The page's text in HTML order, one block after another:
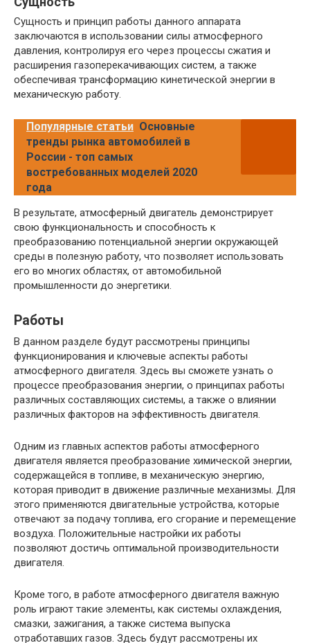
Сущность и принцип работы данного аппарата
заключаются в использовании силы атмосферного
давления, контролируя его через процессы сжатия и
расширения газоперекачивающих систем, а также
обеспечивая трансформацию кинетической энергии в
механическую работу.
Популярные статьи Основные
тренды рынка автомобилей в
России - топ самых
востребованных моделей 2020
года
В результате, атмосферный двигатель демонстрирует
свою функциональность и способность к
преобразованию потенциальной энергии окружающей
среды в полезную работу, что позволяет использовать
его во многих областях, от автомобильной
промышленности до энергетики.
Работы
В данном разделе будут рассмотрены принципы
функционирования и ключевые аспекты работы
атмосферного двигателя. Здесь вы сможете узнать о
процессе преобразования энергии, о принципах работы
различных составляющих системы, а также о влиянии
различных факторов на эффективность двигателя.
Одним из главных аспектов работы атмосферного
двигателя является преобразование химической энергии,
содержащейся в топливе, в механическую энергию,
которая приводит в движение различные механизмы. Для
этого применяются двигательные устройства, которые
отвечают за подачу топлива, его сгорание и перемещение
воздуха. Положительные настройки их работы
позволяют достичь оптимальной производительности
двигателя.
Кроме того, в работе атмосферного двигателя важную
роль играют такие элементы, как системы охлаждения,
смазки, зажигания, а также система выпуска
отработавших газов. Здесь будут рассмотрены их